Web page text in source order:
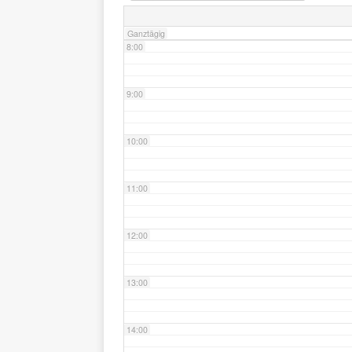
Ganztägig
8:00
9:00
10:00
11:00
12:00
13:00
14:00